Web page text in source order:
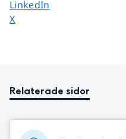
Dela sidan på
LinkedIn
Dela sidan på
X
Relaterade sidor